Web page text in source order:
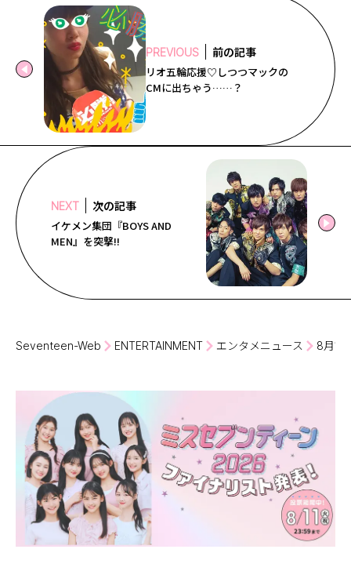
PREVIOUS 前の記事
リオ五輪応援♡しつつマックの
CMに出ちゃう……？
NEXT 次の記事
イケメン集団『BOYS AND
MEN』を突撃!!
Seventeen-Web ENTERTAINMENT エンタメニュース 8月11